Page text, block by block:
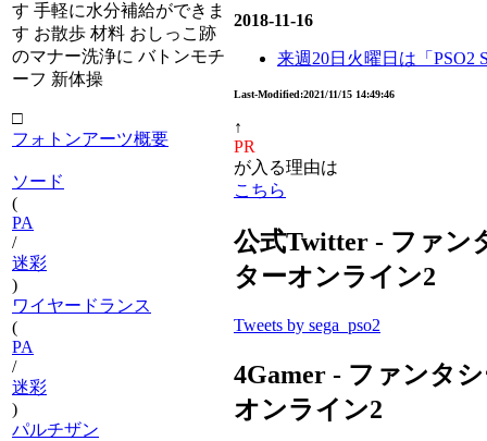
す 手軽に水分補給ができま
す お散歩 材料 おしっこ跡
のマナー洗浄に バトンモチ
ーフ 新体操
□
フォトンアーツ概要
ソード
(
PA
/
迷彩
)
ワイヤードランス
(
PA
/
迷彩
)
パルチザン
2018-11-16
来週20日火曜日は「PSO2
Last-Modified:2021/11/15 14:49:46
↑
PR
が入る理由は
こちら
公式Twitter - ファン
ターオンライン2
Tweets by sega_pso2
4Gamer - ファンタ
オンライン2